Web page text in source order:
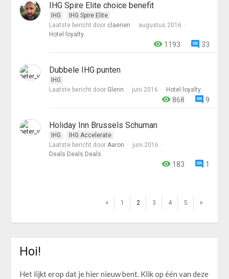
IHG Spire Elite choice benefit
IHG
IHG Spire Elite
Laatste bericht door claenen
augustus 2016
Hotel loyalty
33
1193
Dubbele IHG punten
IHG
Laatste bericht door Glenn juni 2016 Hotel loyalty
9
868
Holiday Inn Brussels Schuman
IHG
IHG Accelerate
Laatste bericht doorAaron
juni 2016
Deals Deals Deals
1
183
1 2 3 4 5
Hoi!
Het lijkt erop dat je hier nieuw bent. Klik op één van deze